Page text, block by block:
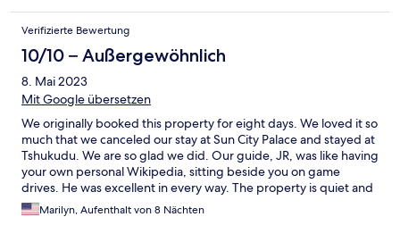
6 days enjoying the facilities and hospitality of the wonderful
staff.Our only wish was we could have stayed longer!
Verifizierte Bewertung
10/10 – Außergewöhnlich
8. Mai 2023
Mit Google übersetzen
We originally booked this property for eight days. We loved it so
much that we canceled our stay at Sun City Palace and stayed at
Tshukudu. We are so glad we did. Our guide, JR, was like having
your own personal Wikipedia, sitting beside you on game
drives. He was excellent in every way. The property is quiet and
beautiful. We booked the chalet that had plunge pool. The
water was just the right temperature every day. Yes, it’s heated.
Marilyn, Aufenthalt von 8 Nächten